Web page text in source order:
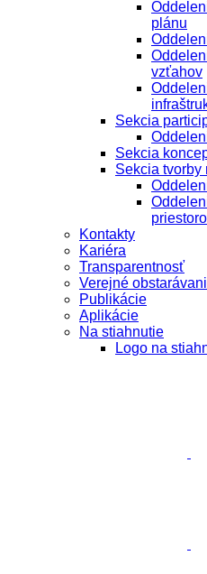
plánu
vzťahov
Sekcia
Sekcia
Sekcia tvorby
Kontakty
Kariéra
Transparentnosť
Verejné
Publikácie
Aplikácie
Na stiahnutie
Logo na